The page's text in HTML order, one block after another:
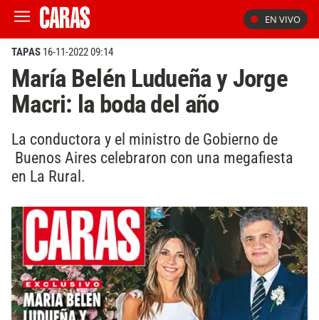
EN VIVO
TAPAS 16-11-2022 09:14
María Belén Ludueña y Jorge
Macri: la boda del año
La conductora y el ministro de Gobierno de
Buenos Aires celebraron con una megafiesta
en La Rural.